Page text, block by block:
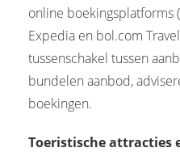
online boekingsplatforms
Expedia en bol.com
tussenschakel tussen
bundelen aanbod,
boekingen.
Toeristische attracties